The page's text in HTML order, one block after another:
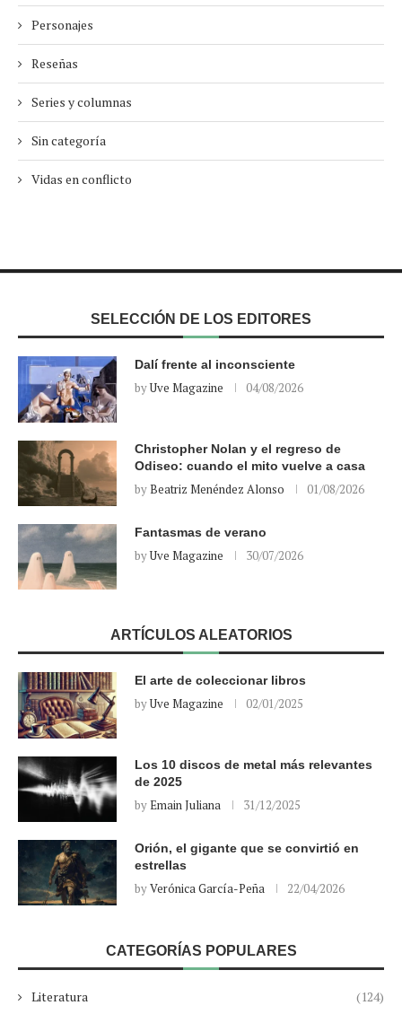
Personajes
Reseñas
Series y columnas
Sin categoría
Vidas en conflicto
SELECCIÓN DE LOS EDITORES
Dalí frente al inconsciente
byUve Magazine 04/08/2026
Christopher Nolan y el regreso de
Odiseo: cuando el mito vuelve a casa
byBeatriz Menéndez Alonso 01/08/2026
Fantasmas de verano
byUve Magazine 30/07/2026
ARTÍCULOS ALEATORIOS
El arte de coleccionar libros
byUve Magazine 02/01/2025
Los 10 discos de metal más relevantes
de 2025
byEmain Juliana 31/12/2025
Orión, el gigante que se convirtió en
estrellas
byVerónica García-Peña 22/04/2026
CATEGORÍAS POPULARES
Literatura
(124)